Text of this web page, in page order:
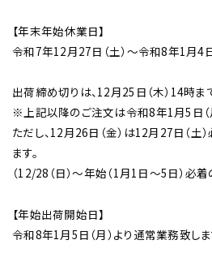
工具・部品一覧
生産終了品
【年末年始休業日】
令和7年12月27日（土）～令和8年1月4日
出荷締め切りは、12月25日（木）14時まで
※上記以降のご注文は令和8年1月5日（
ただし、12月26日（金）は12月27日（土
ます。
（12/28（日）〜年始（1月1日〜5日）必
【年始出荷開始日】
令和8年1月5日（月）より通常業務致しま